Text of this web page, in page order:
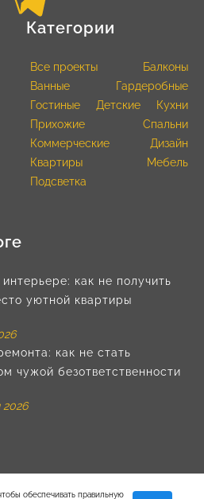
Категории
Все проекты
Балконы
Ванные
Гардеробные
Гостиные
Детские
Кухни
Прихожие
Спальни
Коммерческие
Дизайн
Квартиры
Мебель
Подсветка
как не получить
уютной квартиры
как не стать
чужой безответственности
2026
обеспечивать правильную